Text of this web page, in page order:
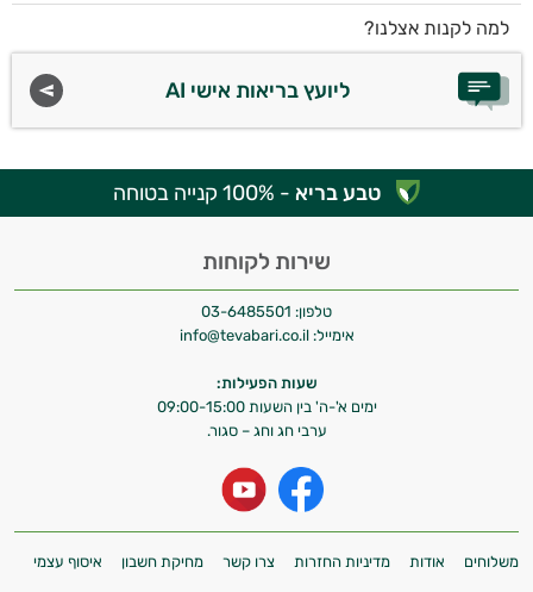
למה לקנות אצלנו?
ליועץ בריאות אישי AI
טבע בריא - 100% קנייה בטוחה
שירות לקוחות
טלפון: 03-6485501
אימייל: info@tevabari.co.il
שעות הפעילות:
ימים א'-ה' בין השעות 09:00-15:00
ערבי חג וחג – סגור.
משלוחים אודות מדיניות החזרות צרו קשר מחיקת חשבון
איסוף עצמי